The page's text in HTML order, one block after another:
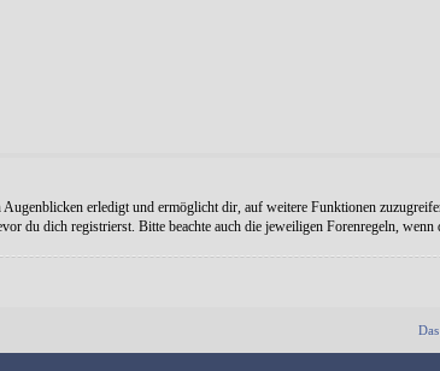
erledigt und ermöglicht dir, auf weitere Funktionen
du dich registrierst. Bitte beachte auch die jeweiligen Forenregeln,